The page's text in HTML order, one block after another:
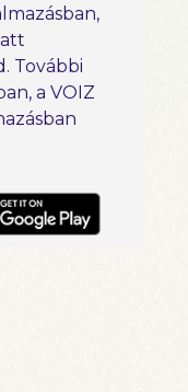
További
a VOIZ